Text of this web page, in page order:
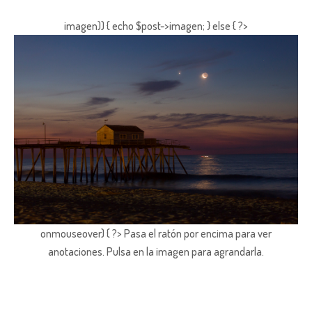
imagen)) { echo $post->imagen; } else { ?>
onmouseover) { ?> Pasa el ratón por encima para ver
anotaciones. Pulsa en la imagen para agrandarla.